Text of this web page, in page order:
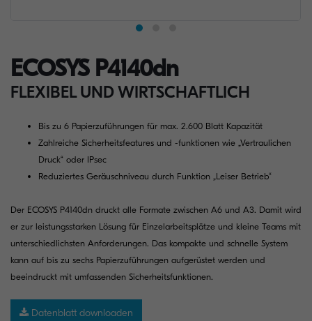
ECOSYS P4140dn
FLEXIBEL UND WIRTSCHAFTLICH
Bis zu 6 Papierzuführungen für max. 2.600 Blatt Kapazität
Zahlreiche Sicherheitsfeatures und -funktionen wie „Vertraulichen
Druck“ oder IPsec
Reduziertes Geräuschniveau durch Funktion „Leiser Betrieb“
Der ECOSYS P4140dn druckt alle Formate zwischen A6 und A3. Damit wird
er zur leistungsstarken Lösung für Einzelarbeitsplätze und kleine Teams mit
unterschiedlichsten Anforderungen. Das kompakte und schnelle System
kann auf bis zu sechs Papierzuführungen aufgerüstet werden und
beeindruckt mit umfassenden Sicherheitsfunktionen.
Datenblatt downloaden